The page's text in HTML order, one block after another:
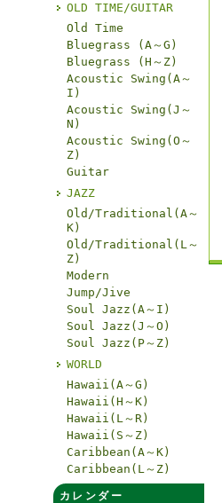
OLD TIME/GUITAR
Old Time
Bluegrass (A～G)
Bluegrass (H～Z)
Acoustic Swing(A～
I)
Acoustic Swing(J～
N)
Acoustic Swing(O～
Z)
Guitar
JAZZ
Old/Traditional(A～
K)
Old/Traditional(L～
Z)
Modern
Jump/Jive
Soul Jazz(A～I)
Soul Jazz(J～O)
Soul Jazz(P～Z)
WORLD
Hawaii(A～G)
Hawaii(H～K)
Hawaii(L～R)
Hawaii(S～Z)
Caribbean(A～K)
Caribbean(L～Z)
カレンダー